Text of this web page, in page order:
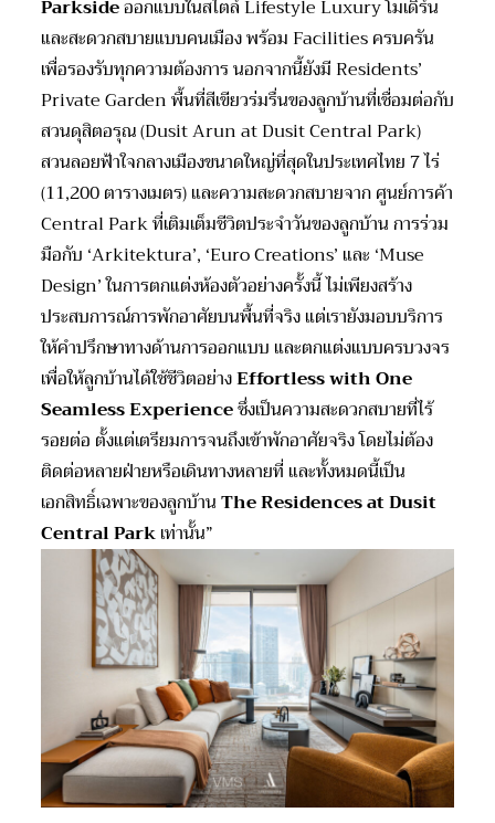
Parksideออกแบบในสไตล์ Lifestyle Luxury โมเดิร์น
และสะดวกสบายแบบคนเมือง พร้อม Facilities ครบครัน
เพื่อรองรับทุกความต้องการ นอกจากนี้ยังมี Residents’
Private Garden พื้นที่สีเขียวร่มรื่นของลูกบ้านที่เชื่อมต่อกับ
สวนดุสิตอรุณ (Dusit Arun at Dusit Central Park)
สวนลอยฟ้าใจกลางเมืองขนาดใหญ่ที่สุดในประเทศไทย 7 ไร่
(11,200 ตารางเมตร) และความสะดวกสบายจาก ศูนย์การค้า
Central Park ที่เติมเต็มชีวิตประจำวันของลูกบ้าน การร่วม
มือกับ ‘Arkitektura’, ‘Euro Creations’ และ ‘Muse
Design’ ในการตกแต่งห้องตัวอย่างครั้งนี้ ไม่เพียงสร้าง
ประสบการณ์การพักอาศัยบนพื้นที่จริง แต่เรายังมอบบริการ
ให้คำปรึกษาทางด้านการออกแบบ และตกแต่งแบบครบวงจร
เพื่อให้ลูกบ้านได้ใช้ชีวิตอย่างEffortless withOne
Seamless Experienceซึ่งเป็นความสะดวกสบายที่ไร้
รอยต่อ ตั้งแต่เตรียมการจนถึงเข้าพักอาศัยจริง โดยไม่ต้อง
ติดต่อหลายฝ่ายหรือเดินทางหลายที่ และทั้งหมดนี้เป็น
เอกสิทธิ์เฉพาะของลูกบ้านThe Residences at Dusit
Central Parkเท่านั้น”